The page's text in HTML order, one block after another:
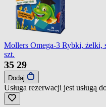
Mollers Omega-3 Rybki, żelki,
szt.
35 29
Dodaj
Usługa rezerwacji jest usługą